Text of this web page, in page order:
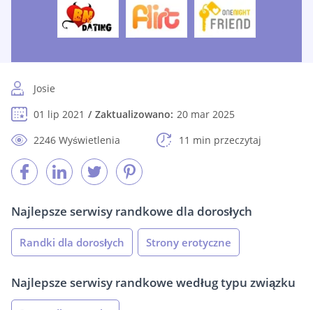
Josie
01 lip 2021
Zaktualizowano: 20 mar 2025
2246 Wyświetlenia
11 min przeczytaj
Najlepsze serwisy randkowe dla dorosłych
Randki dla dorosłych Strony erotyczne
Najlepsze serwisy randkowe według typu związku